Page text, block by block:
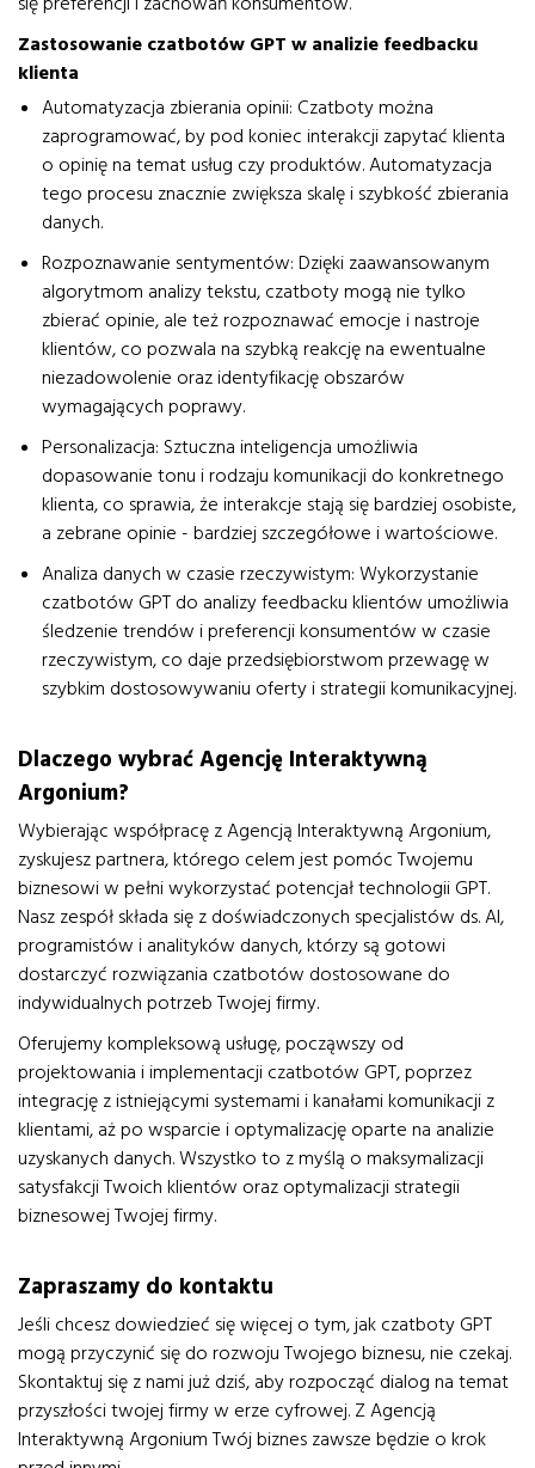
Zastosowanie czatbotów GPT w analizie feedbacku
klienta
Automatyzacja zbierania opinii: Czatboty można
zaprogramować, by pod koniec interakcji zapytać klienta
o opinię na temat usług czy produktów. Automatyzacja
tego procesu znacznie zwiększa skalę i szybkość zbierania
danych.
Rozpoznawanie sentymentów: Dzięki zaawansowanym
algorytmom analizy tekstu, czatboty mogą nie tylko
zbierać opinie, ale też rozpoznawać emocje i nastroje
klientów, co pozwala na szybką reakcję na ewentualne
niezadowolenie oraz identyfikację obszarów
wymagających poprawy.
Personalizacja: Sztuczna inteligencja umożliwia
dopasowanie tonu i rodzaju komunikacji do konkretnego
klienta, co sprawia, że interakcje stają się bardziej osobiste,
a zebrane opinie - bardziej szczegółowe i wartościowe.
Analiza danych w czasie rzeczywistym: Wykorzystanie
czatbotów GPT do analizy feedbacku klientów umożliwia
śledzenie trendów i preferencji konsumentów w czasie
rzeczywistym, co daje przedsiębiorstwom przewagę w
szybkim dostosowywaniu oferty i strategii komunikacyjnej.
Dlaczego wybrać Agencję Interaktywną
Argonium?
Wybierając współpracę z Agencją Interaktywną Argonium,
zyskujesz partnera, którego celem jest pomóc Twojemu
biznesowi w pełni wykorzystać potencjał technologii GPT.
Nasz zespół składa się z doświadczonych specjalistów ds. AI,
programistów i analityków danych, którzy są gotowi
dostarczyć rozwiązania czatbotów dostosowane do
indywidualnych potrzeb Twojej firmy.
Oferujemy kompleksową usługę, począwszy od
projektowania i implementacji czatbotów GPT, poprzez
integrację z istniejącymi systemami i kanałami komunikacji z
klientami, aż po wsparcie i optymalizację oparte na analizie
uzyskanych danych. Wszystko to z myślą o maksymalizacji
satysfakcji Twoich klientów oraz optymalizacji strategii
biznesowej Twojej firmy.
Zapraszamy do kontaktu
Jeśli chcesz dowiedzieć się więcej o tym, jak czatboty GPT
mogą przyczynić się do rozwoju Twojego biznesu, nie czekaj.
Skontaktuj się z nami już dziś, aby rozpocząć dialog na temat
przyszłości twojej firmy w erze cyfrowej. Z Agencją
Interaktywną Argonium Twój biznes zawsze będzie o krok